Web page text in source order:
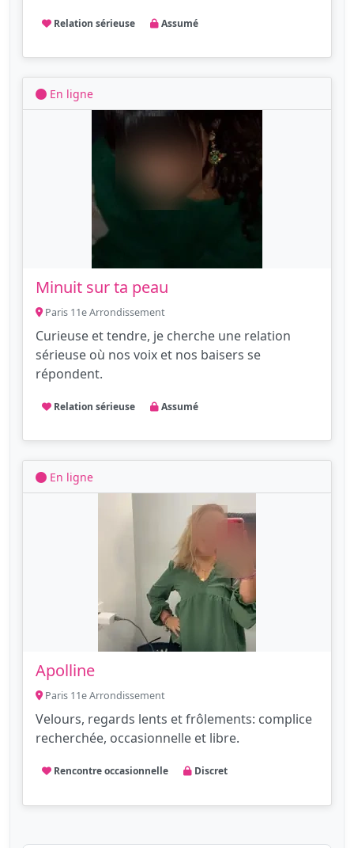
Relation sérieuse Assumé
En ligne
Minuit sur ta peau
Paris 11e Arrondissement
Curieuse et tendre, je cherche une relation
sérieuse où nos voix et nos baisers se
répondent.
Relation sérieuse Assumé
En ligne
Apolline
Paris 11e Arrondissement
Velours, regards lents et frôlements: complice
recherchée, occasionnelle et libre.
Rencontre occasionnelle Discret